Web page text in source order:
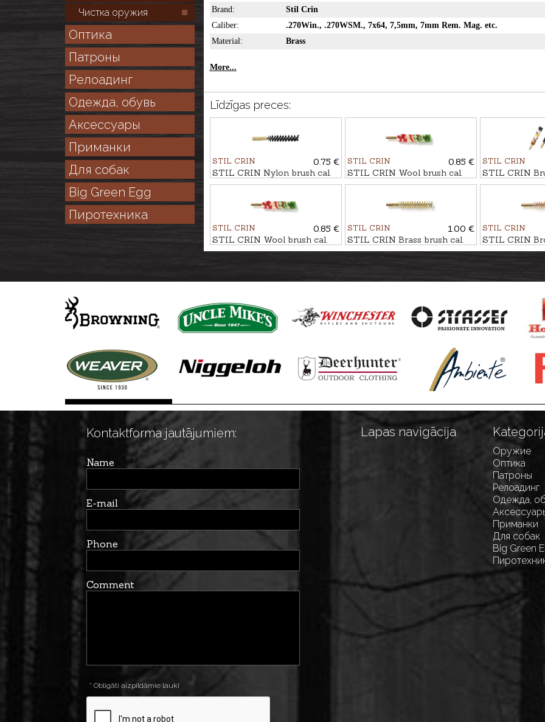
Чистка оружия
Оптика
Патроны
Релоадинг
Одежда, обувь
Аксессуары
Приманки
Для собак
Big Green Egg
Пиротехника
Brand:
Stil Crin
Caliber:
.270Win., .270WSM., 7x64, 7,5mm, 7mm Rem. Mag. etc.
Material:
Brass
More...
Līdzīgas preces:
STIL CRIN
0.75 €
STIL CRIN Nylon brush cal.
9mm
STIL CRIN
0.85 €
STIL CRIN Wool brush cal.
7mm
STIL CRIN
STIL CRIN
7,62mm/.30
STIL CRIN
0.85 €
STIL CRIN Wool brush cal.
7,62mm
STIL CRIN
1.00 €
STIL CRIN Brass brush cal.
5,6mm
STIL CRIN
STIL CRIN
9mm
Kontaktforma jautājumiem:
Name
E-mail
Phone
Comment
* Obligāti aizpildāmie lauki
Lapas navigācija
Оружие
Оптика
Патроны
Релоадинг
Одежда,
Приманки
Для собак
Big Green